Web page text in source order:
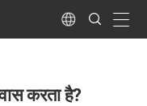
Language
Search
Submit
करता है?